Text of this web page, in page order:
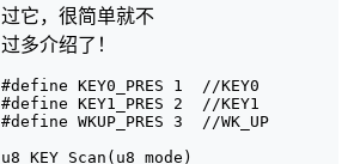
过它，很简单就不
过多介绍了！
#define KEY0_PRES 1  //KEY0
#define KEY1_PRES 2  //KEY1
#define WKUP_PRES 3  //WK_UP
u8 KEY_Scan(u8 mode)